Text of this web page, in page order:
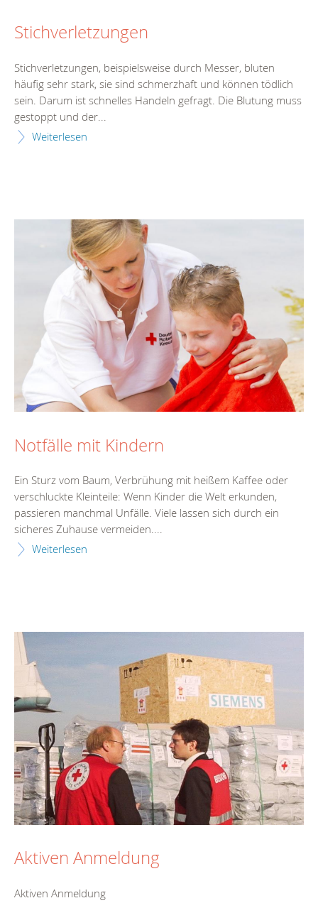
Stichverletzungen
Stichverletzungen, beispielsweise durch Messer, bluten
häufig sehr stark, sie sind schmerzhaft und können tödlich
sein. Darum ist schnelles Handeln gefragt. Die Blutung muss
gestoppt und der...
Weiterlesen
Notfälle mit Kindern
Ein Sturz vom Baum, Verbrühung mit heißem Kaffee oder
verschluckte Kleinteile: Wenn Kinder die Welt erkunden,
passieren manchmal Unfälle. Viele lassen sich durch ein
sicheres Zuhause vermeiden....
Weiterlesen
Aktiven Anmeldung
Aktiven Anmeldung